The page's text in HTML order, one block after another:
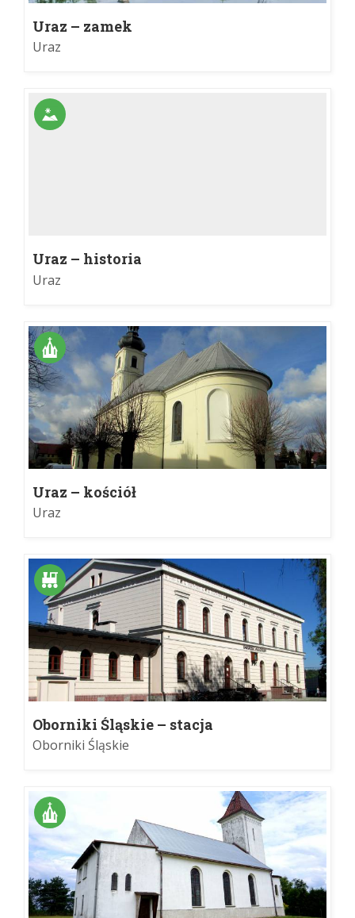
Uraz – zamek
Uraz
Uraz – historia
Uraz
Uraz – kościół
Uraz
Oborniki Śląskie – stacja
Oborniki Śląskie